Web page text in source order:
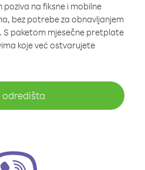
na fiksne i mobilne
bez potrebe za obnavljanjem
S paketom mjesečne pretplate
koje već ostvarujete
odredišta